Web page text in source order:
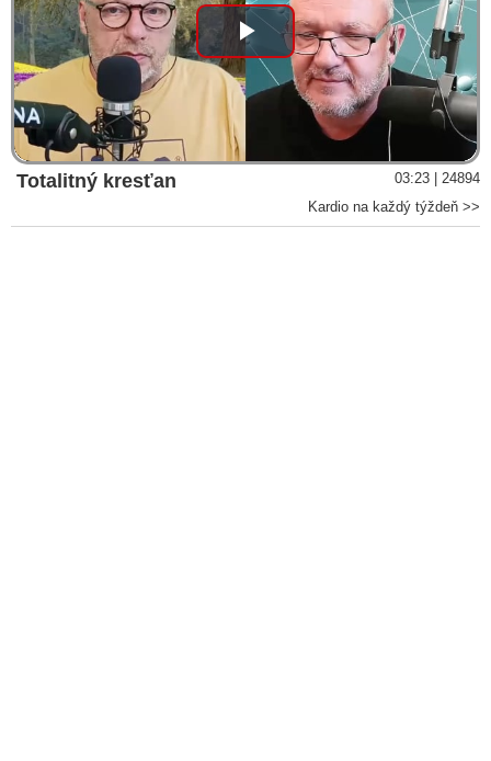
Play
Video
Totalitný kresťan
03:23 | 24894
Kardio na každý týždeň >>